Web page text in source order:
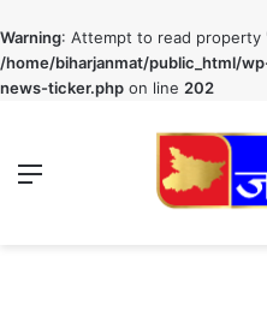
Warning: Attempt to read property
/home/biharjanmat/public_html/
news-ticker.php on line 202